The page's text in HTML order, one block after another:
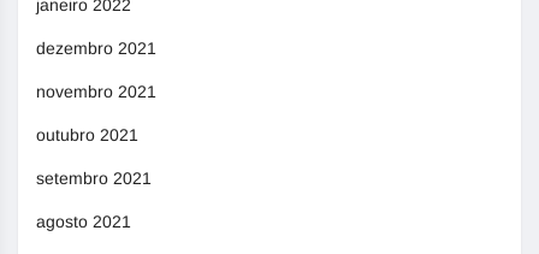
janeiro 2022
dezembro 2021
novembro 2021
outubro 2021
setembro 2021
agosto 2021